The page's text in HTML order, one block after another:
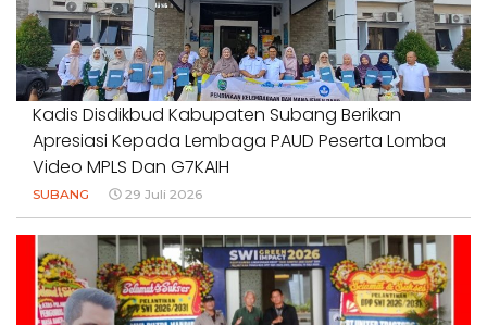
1 Agustus 2026
Kadis Disdikbud Kabupaten Subang Berikan
Apresiasi Kepada Lembaga PAUD Peserta Lomba
Video MPLS Dan G7KAIH
SUBANG 29 Juli 2026